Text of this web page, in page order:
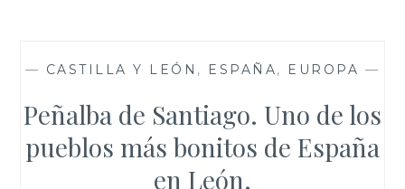
— CASTILLA Y LEÓN , ESPAÑA, EUROPA —
Peñalba de Santiago. Uno de los
pueblos más bonitos de España
en León.